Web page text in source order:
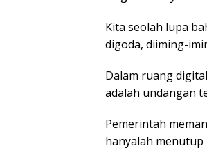
Kita seolah lupa
digoda, diiming-
Dalam ruang
adalah undangan
Pemerintah
hanyalah